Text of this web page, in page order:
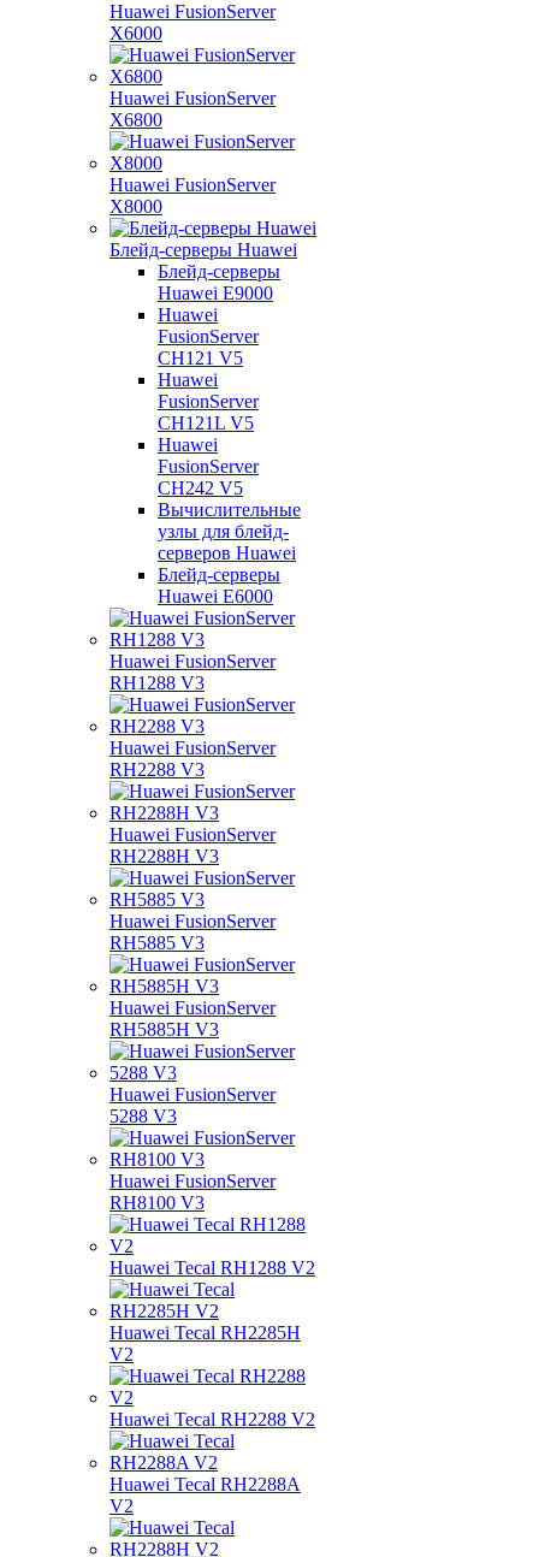
Huawei FusionServer
X6000
Huawei FusionServer
X6800
Huawei FusionServer
X8000
Блейд-серверы Huawei
Блейд-серверы
Huawei E9000
Huawei
FusionServer
CH121 V5
Huawei
FusionServer
CH121L V5
Huawei
FusionServer
CH242 V5
Вычислительные
узлы для блейд-
серверов Huawei
Блейд-серверы
Huawei E6000
Huawei FusionServer
RH1288 V3
Huawei FusionServer
RH2288 V3
Huawei FusionServer
RH2288H V3
Huawei FusionServer
RH5885 V3
Huawei FusionServer
RH5885H V3
Huawei FusionServer
5288 V3
Huawei FusionServer
RH8100 V3
Huawei Tecal RH1288 V2
Huawei Tecal RH2285H
V2
Huawei Tecal RH2288 V2
Huawei Tecal RH2288A
V2